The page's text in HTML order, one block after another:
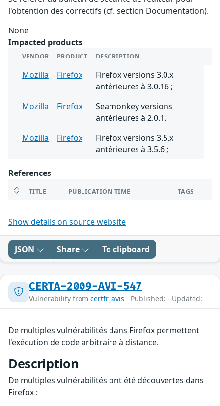
l'obtention des correctifs (cf. section Documentation).
None
Impacted products
VENDOR PRODUCT DESCRIPTION
Mozilla Firefox
Firefox versions 3.0.x
antérieures à 3.0.16 ;
Mozilla
Firefox
Seamonkey versions
antérieures à 2.0.1.
Mozilla
Firefox
Firefox versions 3.5.x
antérieures à 3.5.6 ;
References
TITLE PUBLICATION TIME TAGS
Show details on source website
JSON Share To clipboard
CERTA-2009-AVI-547
Vulnerability from certfr_avis - Published: - Updated:
De multiples vulnérabilités dans Firefox permettent
l'exécution de code arbitraire à distance.
Description
De multiples vulnérabilités ont été découvertes dans
Firefox :